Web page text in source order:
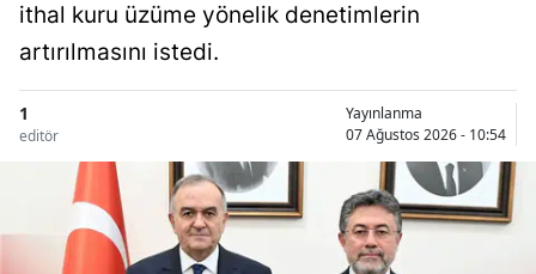
ithal kuru üzüme yönelik denetimlerin
artırılmasını istedi.
1
editör
Yayınlanma
07 Ağustos 2026 - 10:54